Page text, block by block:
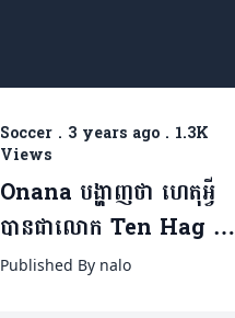
Soccer . 3 years ago . 1.3K
Views
Onana បង្ហាញថា ហេតុអ្វី
បានជាលោក Ten Hag ចង់
បានគេខ្លាំងជាង De gea
Published By nalo